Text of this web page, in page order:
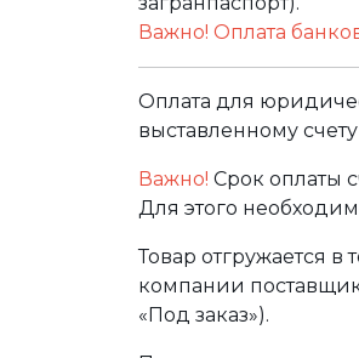
Важно! Оплата
Оплата для
выставленному
Важно! Срок оплаты
Для этого
Товар отгружается в
компании
«Под заказ»).